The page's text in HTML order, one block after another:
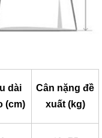
dài
(cm)
Cân nặng đề
xuất (kg)